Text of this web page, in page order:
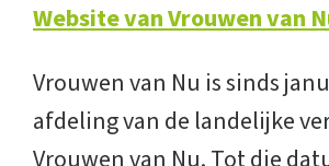
Website van Vrouwen van
Vrouwen van Nu is sinds
afdeling van de landelijke